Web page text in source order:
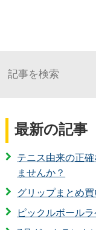
最新の記事
テニス由来の正
ませんか？
グリップまとめ買
ピックルボール